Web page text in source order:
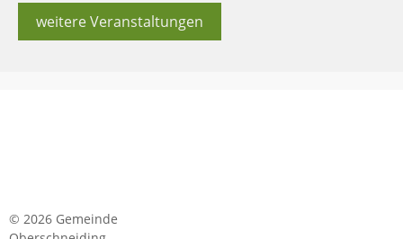
weitere Veranstaltungen
© 2026 Gemeinde